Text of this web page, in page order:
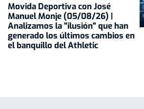
Movida Deportiva con José
Manuel Monje (05/08/26) |
Analizamos la "ilusión" que han
generado los últimos cambios en
el banquillo del Athletic